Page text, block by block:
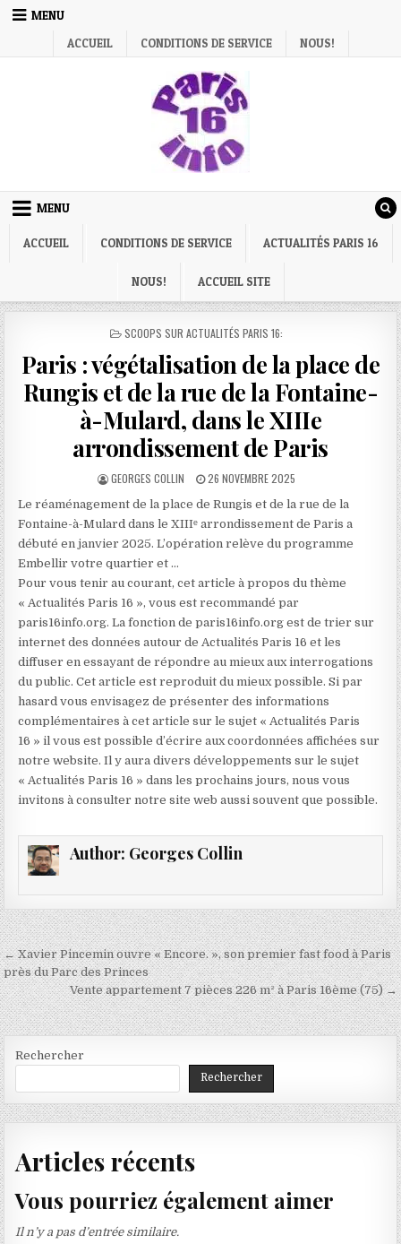
Skip
MENU
ACCUEIL
CONDITIONS DE SERVICE NOUS!
MENU
ACCUEIL CONDITIONS DE SERVICE ACTUALITÉS PARIS 16
NOUS! ACCUEIL SITE
POSTED
SCOOPS SUR ACTUALITÉS PARIS 16:
Paris : végétalisation de la place de
Rungis et de la rue de la Fontaine-
à-Mulard, dans le XIIIe
arrondissement de Paris
AUTHOR:
GEORGES COLLIN
PUBLISHED
26 NOVEMBRE 2025
Le réaménagement de la place de Rungis et de la rue de la
Fontaine-à-Mulard dans le XIIIᵉ arrondissement de Paris a
débuté en janvier 2025. L’opération relève du programme
Embellir votre quartier et …
Pour vous tenir au courant, cet article à propos du thème
« Actualités Paris 16 », vous est recommandé par
paris16info.org. La fonction de paris16info.org est de trier sur
internet des données autour de Actualités Paris 16 et les
diffuser en essayant de répondre au mieux aux interrogations
du public. Cet article est reproduit du mieux possible. Si par
hasard vous envisagez de présenter des informations
complémentaires à cet article sur le sujet « Actualités Paris
16 » il vous est possible d’écrire aux coordonnées affichées sur
notre website. Il y aura divers développements sur le sujet
« Actualités Paris 16 » dans les prochains jours, nous vous
invitons à consulter notre site web aussi souvent que possible.
Author: Georges Collin
Navigation
de
l’article
← Xavier Pincemin ouvre « Encore. », son premier fast food à Paris
près du Parc des Princes
Vente appartement 7 pièces 226 m² à Paris 16ème (75) →
Rechercher
Rechercher
Articles récents
Vous pourriez également aimer
Il n’y a pas d’entrée similaire.